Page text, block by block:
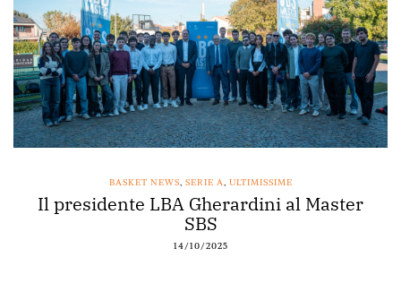
BASKET NEWS, SERIE A, ULTIMISSIME
Il presidente LBA Gherardini al Master
SBS
14/10/2025